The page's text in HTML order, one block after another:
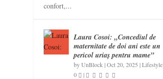
confort,...
Laura Cosoi: „Concediul de
maternitate de doi ani este un
pericol uriaș pentru mame”
byUnBlock |Oct 20, 2025 |Lifestyle
0
|